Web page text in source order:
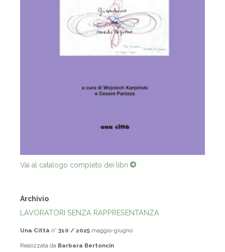
Vai al catalogo completo dei libri
Archivio
LAVORATORI SENZA RAPPRESENTANZA
Una Città n° 310 / 2025 maggio-giugno
Realizzata da Barbara Bertoncin